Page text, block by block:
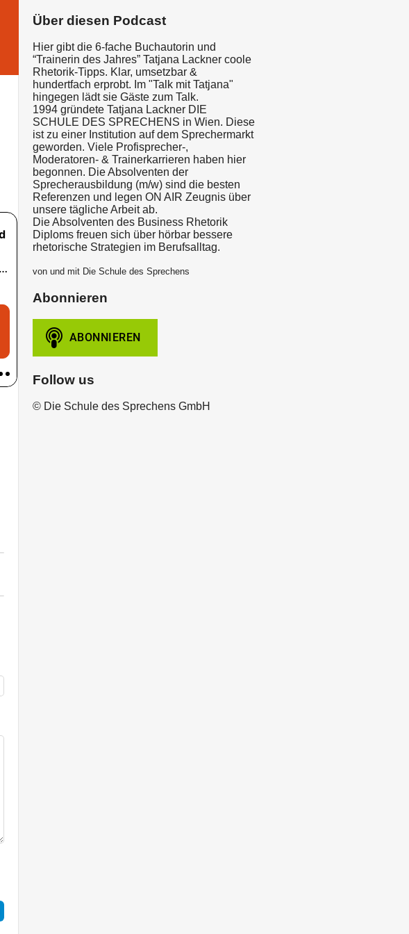
Über diesen Podcast
Hier gibt die 6-fache Buchautorin und
“Trainerin des Jahres” Tatjana Lackner coole
Rhetorik-Tipps. Klar, umsetzbar &
hundertfach erprobt. Im "Talk mit Tatjana"
hingegen lädt sie Gäste zum Talk.
1994 gründete Tatjana Lackner DIE
SCHULE DES SPRECHENS in Wien. Diese
ist zu einer Institution auf dem Sprechermarkt
geworden. Viele Profisprecher-,
Moderatoren- & Trainerkarrieren haben hier
begonnen. Die Absolventen der
Sprecherausbildung (m/w) sind die besten
Referenzen und legen ON AIR Zeugnis über
unsere tägliche Arbeit ab.
Die Absolventen des Business Rhetorik
Diploms freuen sich über hörbar bessere
rhetorische Strategien im Berufsalltag.
von und mit Die Schule des Sprechens
Abonnieren
Follow us
© Die Schule des Sprechens GmbH